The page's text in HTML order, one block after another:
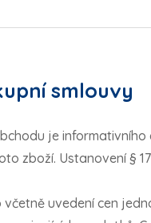
smlouvy
je
zboží. Ustanovení §
uvedení cen